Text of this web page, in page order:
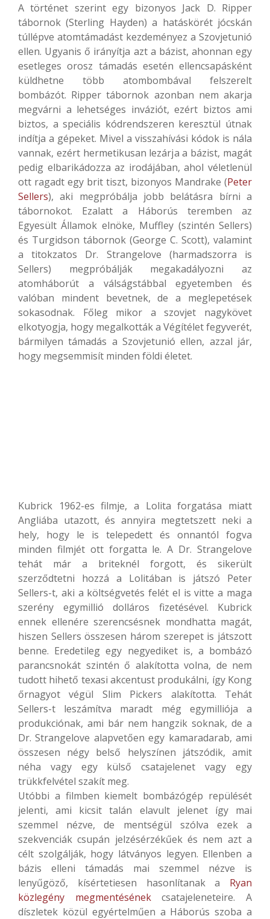
A történet szerint egy bizonyos Jack D. Ripper
tábornok (Sterling Hayden) a hatáskörét jócskán
túllépve atomtámadást kezdeményez a Szovjetunió
ellen. Ugyanis ő irányítja azt a bázist, ahonnan egy
esetleges orosz támadás esetén ellencsapásként
küldhetne több atombombával felszerelt
bombázót. Ripper tábornok azonban nem akarja
megvárni a lehetséges inváziót, ezért biztos ami
biztos, a speciális kódrendszeren keresztül útnak
indítja a gépeket. Mivel a visszahívási kódok is nála
vannak, ezért hermetikusan lezárja a bázist, magát
pedig elbarikádozza az irodájában, ahol véletlenül
ott ragadt egy brit tiszt, bizonyos Mandrake (Peter
Sellers), aki megpróbálja jobb belátásra bírni a
tábornokot. Ezalatt a Háborús teremben az
Egyesült Államok elnöke, Muffley (szintén Sellers)
és Turgidson tábornok (George C. Scott), valamint
a titokzatos Dr. Strangelove (harmadszorra is
Sellers) megpróbálják megakadályozni az
atomháborút a válságstábbal egyetemben és
valóban mindent bevetnek, de a meglepetések
sokasodnak. Főleg mikor a szovjet nagykövet
elkotyogja, hogy megalkották a Végítélet fegyverét,
bármilyen támadás a Szovjetunió ellen, azzal jár,
hogy megsemmisít minden földi életet.
Kubrick 1962-es filmje, a Lolita forgatása miatt
Angliába utazott, és annyira megtetszett neki a
hely, hogy le is telepedett és onnantól fogva
minden filmjét ott forgatta le. A Dr. Strangelove
tehát már a briteknél forgott, és sikerült
szerződtetni hozzá a Lolitában is játszó Peter
Sellers-t, aki a költségvetés felét el is vitte a maga
szerény egymillió dolláros fizetésével. Kubrick
ennek ellenére szerencsésnek mondhatta magát,
hiszen Sellers összesen három szerepet is játszott
benne. Eredetileg egy negyediket is, a bombázó
parancsnokát szintén ő alakította volna, de nem
tudott hihető texasi akcentust produkálni, így Kong
őrnagyot végül Slim Pickers alakította. Tehát
Sellers-t leszámítva maradt még egymilliója a
produkciónak, ami bár nem hangzik soknak, de a
Dr. Strangelove alapvetően egy kamaradarab, ami
összesen négy belső helyszínen játszódik, amit
néha vagy egy külső csatajelenet vagy egy
trükkfelvétel szakít meg.
Utóbbi a filmben kiemelt bombázógép repülését
jelenti, ami kicsit talán elavult jelenet így mai
szemmel nézve, de mentségül szólva ezek a
szekvenciák csupán jelzésérzékűek és nem azt a
célt szolgálják, hogy látványos legyen. Ellenben a
bázis elleni támadás mai szemmel nézve is
lenyűgöző, kísértetiesen hasonlítanak a Ryan
közlegény megmentésénekcsatajeleneteire. A
díszletek közül egyértelműen a Háborús szoba a